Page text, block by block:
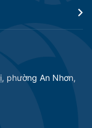
phường An Nhơn,